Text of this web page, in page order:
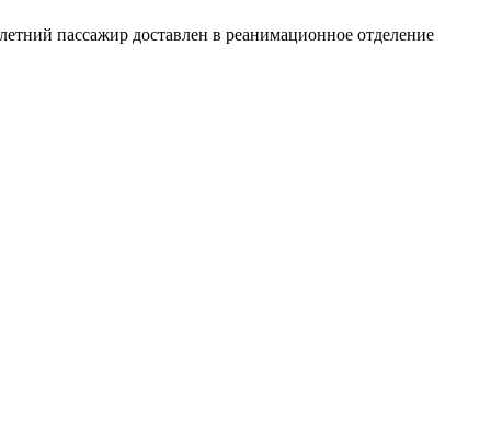
пассажир доставлен в реанимационное отделение